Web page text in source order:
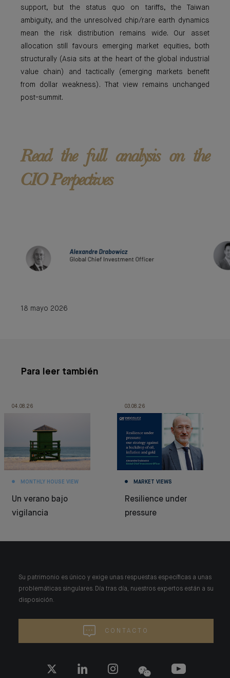
support, but the status quo on tariffs, the Taiwan
ambiguity, and the unresolved chip/rare earth dynamics
mean the risk distribution remains wide. Our asset
allocation still favours emerging market equities, both
structurally (Asia sits at the heart of the global industrial
value chain) and tactically (emerging markets benefit
from dollar weakness). That view remains unchanged
post-summit.
Read the full analysis on the
CIO Perpectives
18 mayo 2026
Para leer también
04.08.26
MONTHLY HOUSE VIEW
Un verano bajo
vigilancia
03.08.26
MARKET VIEWS
Resilience under
pressure
Su patrimonio es único y exige unas respuestas específicas a unas
problemáticas singulares. Día tras día, nuestros expertos están a su
disposición.
CONTACTO